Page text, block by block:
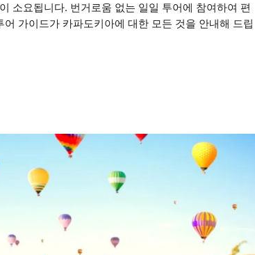
소요됩니다. 번거로움 없는 일일 투어에 참여하여 편
가이드가 카파도키아에 대한 모든 것을 안내해 드립